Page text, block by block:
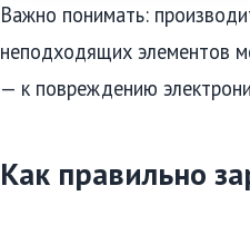
Важно понимать:
неподходящих элементов
— к повреждению
Как правильно